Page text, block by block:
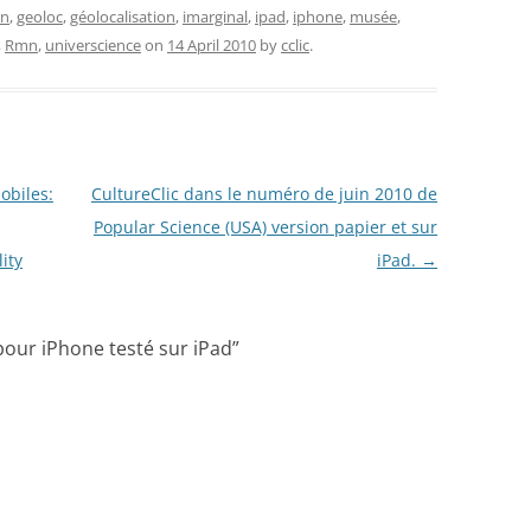
,geoloc,géolocalisation, imarginal, ipad, iphone, musée,
Rmn, universcienceon 14 April 2010 bycclic.
CultureClic dans le numéro de juin 2010 de
Popular Science (USA) version papier et sur
iPad. →
iPhone testé sur iPad”